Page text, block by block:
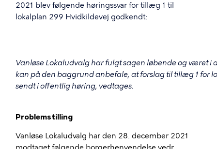
2021 blev følgende høringssvar for tillæg 1 til
lokalplan 299 Hvidkildevej godkendt:
Vanløse Lokaludvalg har fulgt sagen løbende og været
kan på den baggrund anbefale, at forslag til tillæg 1 for
sendt i offentlig høring, vedtages.
Problemstilling
Vanløse Lokaludvalg har den 28. december 2021